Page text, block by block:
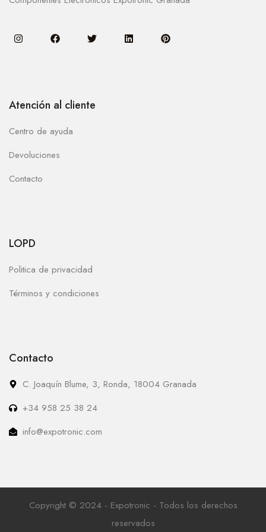
Atención al cliente
Centro de ayuda
Devoluciones
Contacto
LOPD
Politica de privacidad
Términos y condiciones
Contacto
C. Joaquín Blume, 3, Ronda, 18004 Granada
+34 958 25 38 24
info@expotronic.com
Copyright © 2024 - Expotronic - Todos los derechos
reservados